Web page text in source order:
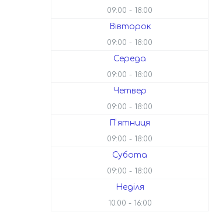
09:00 18:00
Вівторок
09:00 18:00
Середа
09:00 18:00
Четвер
09:00 18:00
Пʼятниця
09:00 18:00
Субота
09:00 18:00
Неділя
10:00 16:00